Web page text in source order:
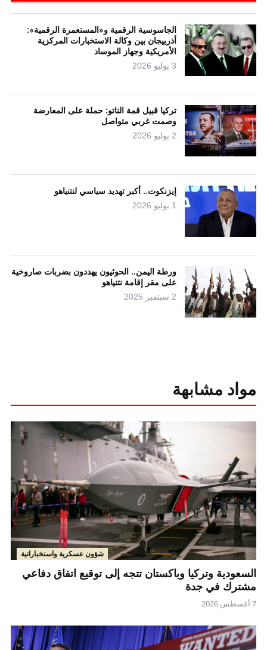
الجاسوسية الرقمية و«المستعمرة الرقمية»:
أذربيجان بين وكالة الاستخبارات المركزية
الأمريكية وجهاز الموساد
3 يوليو 2026
تركيا قبيل قمة الناتو: حملة على المعارضة
وصمت غربي متواصل
2 يوليو 2026
إيزنكوت.. أكبر تهديد سياسي لنتنياهو
1 يوليو 2026
ورطة اليمن.. الحوثيون يهددون بضربات صاروخية
على مقر إقامة نتنياهو
2 سبتمبر 2025
مواد مشابهة
شؤون عسكرية واستخباراتية
السعودية وتركيا وباكستان تتجه إلى توقيع اتفاق دفاعي
مشترك في جدة
7 أغسطس 2026